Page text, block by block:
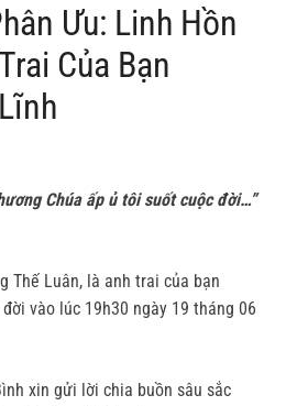
Ưu: Linh Hồn
Của Bạn
Chúa ấp ủ tôi suốt cuộc đời…”
Thế Luân, là anh trai của bạn
vào lúc 19h30 ngày 19 tháng 06
xin gửi lời chia buồn sâu sắc